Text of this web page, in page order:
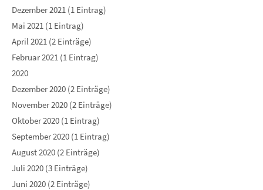
Dezember 2021 (1 Eintrag)
Mai 2021 (1 Eintrag)
April 2021 (2 Einträge)
Februar 2021 (1 Eintrag)
2020
Dezember 2020 (2 Einträge)
November 2020 (2 Einträge)
Oktober 2020 (1 Eintrag)
September 2020 (1 Eintrag)
August 2020 (2 Einträge)
Juli 2020 (3 Einträge)
Juni 2020 (2 Einträge)